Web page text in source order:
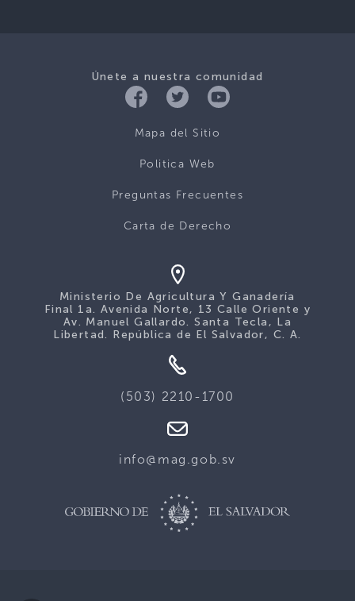
Únete a nuestra comunidad
Mapa del Sitio
Politica Web
Preguntas Frecuentes
Carta de Derecho
Ministerio De Agricultura Y Ganadería
Final 1a. Avenida Norte, 13 Calle Oriente y
Av. Manuel Gallardo. Santa Tecla, La
Libertad. República de El Salvador, C. A.
(503) 2210-1700
info@mag.gob.sv